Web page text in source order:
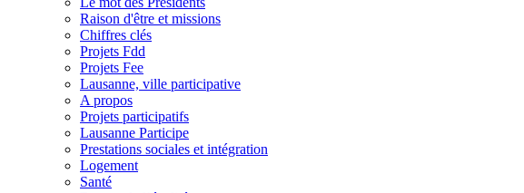
Raison d'être et missions
Chiffres clés
Projets Fdd
Projets Fee
Lausanne, ville participative
A propos
Projets participatifs
Lausanne Participe
Prestations sociales et intégration
Logement
Santé